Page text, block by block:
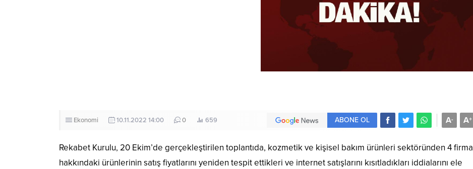
Ekonomi 10.11.2022 14:00 0 659 A+
A-
ABONE OL
Rekabet Kurulu, 20 Ekim’de gerçekleştirilen toplantıda, kozmetik ve kişisel bakım ürünleri sektöründen 4 firma
hakkındaki ürünlerinin satış fiyatlarını yeniden tespit ettikleri ve internet satışlarını kısıtladıkları iddialarını ele